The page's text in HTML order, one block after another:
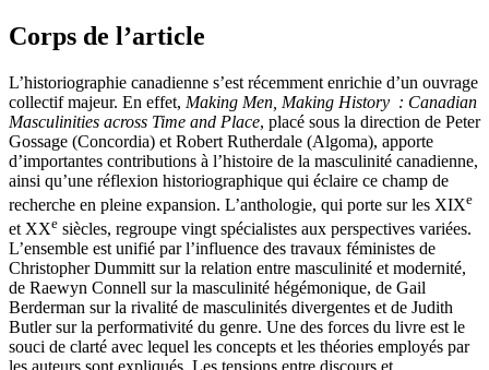
Corps de l’article
L’historiographie canadienne s’est récemment enrichie d’un ouvrage
collectif majeur. En effet, Making Men, Making History : Canadian
Masculinities across Time and Place, placé sous la direction de Peter
Gossage (Concordia) et Robert Rutherdale (Algoma), apporte
d’importantes contributions à l’histoire de la masculinité canadienne,
ainsi qu’une réflexion historiographique qui éclaire ce champ de
recherche en pleine expansion. L’anthologie, qui porte sur les XIXe
et XXe siècles, regroupe vingt spécialistes aux perspectives variées.
L’ensemble est unifié par l’influence des travaux féministes de
Christopher Dummitt sur la relation entre masculinité et modernité,
de Raewyn Connell sur la masculinité hégémonique, de Gail
Berderman sur la rivalité de masculinités divergentes et de Judith
Butler sur la performativité du genre. Une des forces du livre est le
souci de clarté avec lequel les concepts et les théories employés par